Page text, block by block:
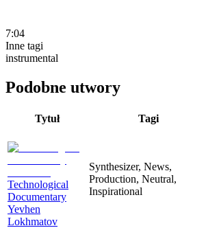
7:04
Inne tagi
instrumental
Podobne utwory
Tytuł Tagi
Technological
Documentary
Yevhen
Lokhmatov
Synthesizer, News,
Production, Neutral,
Inspirational